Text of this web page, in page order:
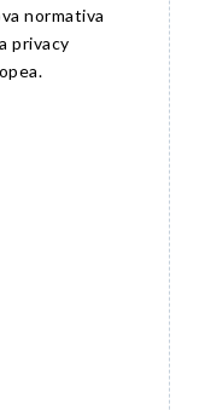
normativa
privacy